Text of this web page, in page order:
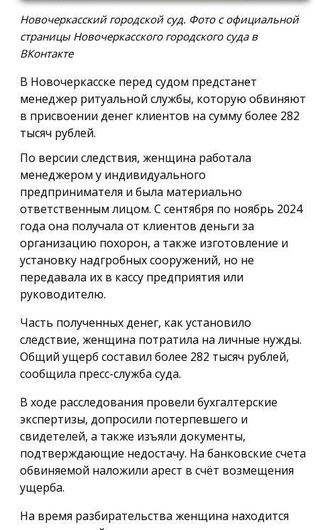
Новочеркасский городской суд. Фото с официальной
страницы Новочеркасского городского суда в
ВКонтакте
В Новочеркасске перед судом предстанет
менеджер ритуальной службы, которую обвиняют
в присвоении денег клиентов на сумму более 282
тысяч рублей.
По версии следствия, женщина работала
менеджером у индивидуального
предпринимателя и была материально
ответственным лицом. С сентября по ноябрь 2024
года она получала от клиентов деньги за
организацию похорон, а также изготовление и
установку надгробных сооружений, но не
передавала их в кассу предприятия или
руководителю.
Часть полученных денег, как установило
следствие, женщина потратила на личные нужды.
Общий ущерб составил более 282 тысяч рублей,
сообщила пресс-служба суда.
В ходе расследования провели бухгалтерские
экспертизы, допросили потерпевшего и
свидетелей, а также изъяли документы,
подтверждающие недостачу. На банковские счета
обвиняемой наложили арест в счёт возмещения
ущерба.
На время разбирательства женщина находится